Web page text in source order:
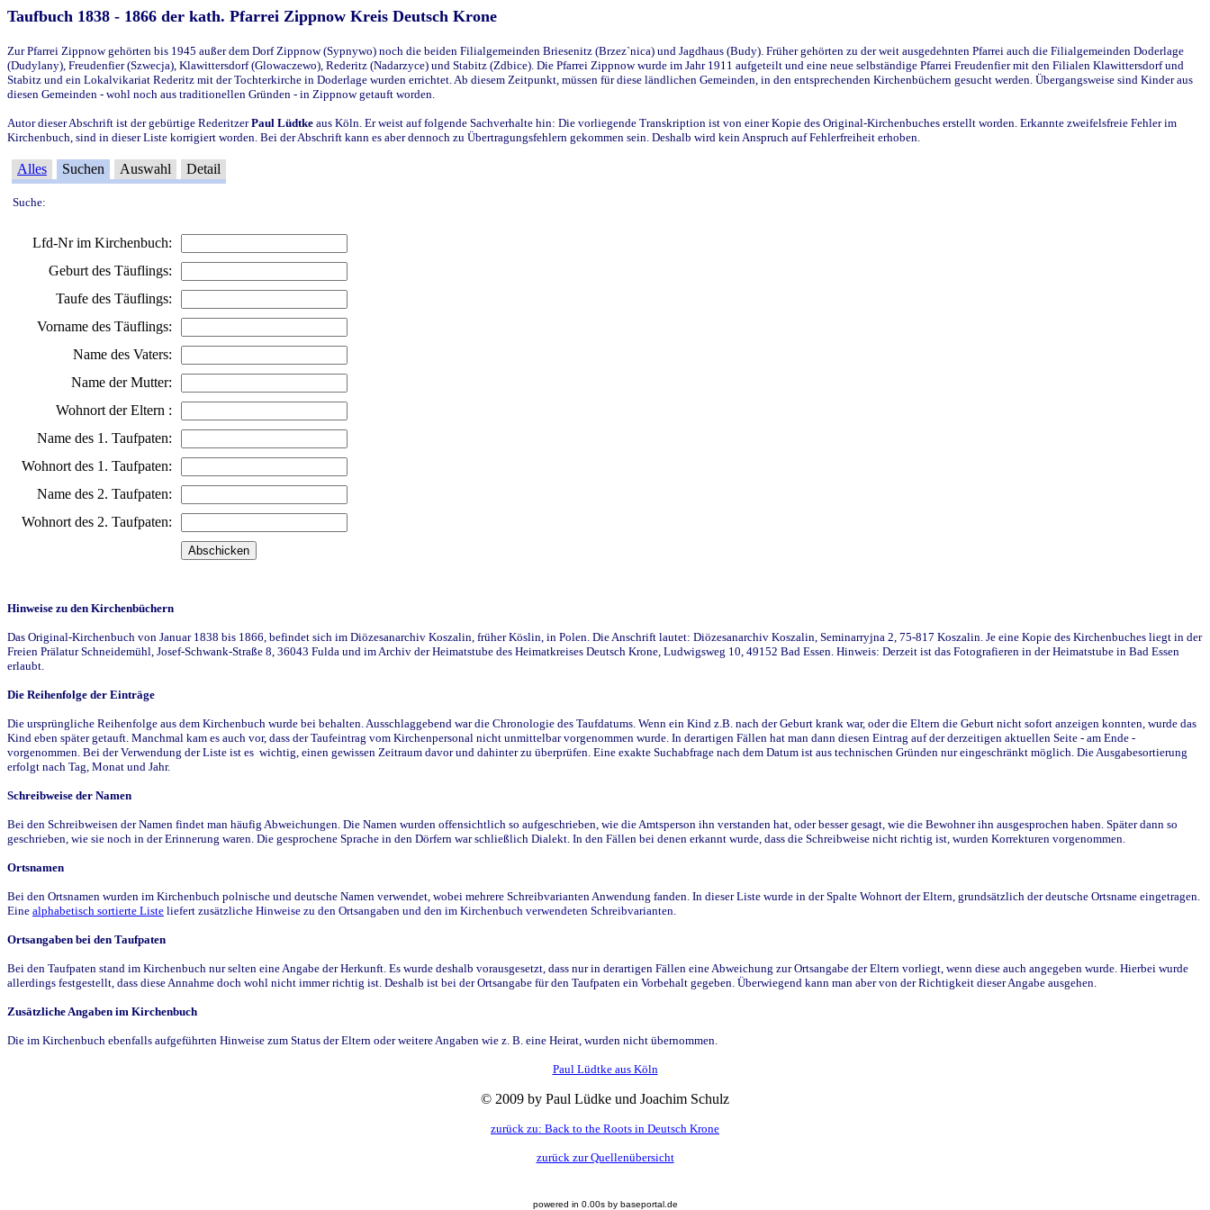
Taufbuch 1838 - 1866 der kath. Pfarrei Zippnow Kreis Deutsch Krone
Zur Pfarrei Zippnow gehörten bis 1945 außer dem Dorf Zippnow (Sypnywo) noch die beiden Filialgemeinden Briesenitz (Brzez`nica) und Jagdhaus (Budy). Früher gehörten zu der weit ausgedehnten Pfarrei auch die Filialgemeinden Doderlage
(Dudylany), Freudenfier (Szwecja), Klawittersdorf (Glowaczewo), Rederitz (Nadarzyce) und Stabitz (Zdbice). Die Pfarrei Zippnow wurde im Jahr 1911 aufgeteilt und eine neue selbständige Pfarrei Freudenfier mit den Filialen Klawittersdorf und
Stabitz und ein Lokalvikariat Rederitz mit der Tochterkirche in Doderlage wurden errichtet. Ab diesem Zeitpunkt, müssen für diese ländlichen Gemeinden, in den entsprechenden Kirchenbüchern gesucht werden. Übergangsweise sind Kinder aus
diesen Gemeinden - wohl noch aus traditionellen Gründen - in Zippnow getauft worden.
Autor dieser Abschrift ist der gebürtige RederitzerPaul Lüdtke aus Köln. Er weist auf folgende Sachverhalte hin: Die vorliegende Transkription ist von einer Kopie des Original-Kirchenbuches erstellt worden. Erkannte zweifelsfreie Fehler im
Kirchenbuch, sind in dieser Liste korrigiert worden. Bei der Abschrift kann es aber dennoch zu Übertragungsfehlern gekommen sein. Deshalb wird kein Anspruch auf Fehlerfreiheit erhoben.
Alles Suchen Auswahl Detail
Suche:
Lfd-Nr im Kirchenbuch:
Geburt des Täuflings:
Taufe des Täuflings:
Vorname des Täuflings:
Name des Vaters:
Name der Mutter:
Wohnort der Eltern :
Name des 1. Taufpaten:
Wohnort des 1. Taufpaten:
Name des 2. Taufpaten:
Wohnort des 2. Taufpaten:
Hinweise zu den Kirchenbüchern
Das Original-Kirchenbuch von Januar 1838 bis 1866, befindet sich im Diözesanarchiv Koszalin, früher Köslin, in Polen. Die Anschrift lautet: Diözesanarchiv Koszalin, Seminarryjna 2, 75-817 Koszalin. Je eine Kopie des Kirchenbuches liegt in der
Freien Prälatur Schneidemühl, Josef-Schwank-Straße 8, 36043 Fulda und im Archiv der Heimatstube des Heimatkreises Deutsch Krone, Ludwigsweg 10, 49152 Bad Essen. Hinweis: Derzeit ist das Fotografieren in der Heimatstube in Bad Essen
erlaubt.
Die Reihenfolge der Einträge
Die ursprüngliche Reihenfolge aus dem Kirchenbuch wurde bei behalten. Ausschlaggebend war die Chronologie des Taufdatums. Wenn ein Kind z.B. nach der Geburt krank war, oder die Eltern die Geburt nicht sofort anzeigen konnten, wurde das
Kind eben später getauft. Manchmal kam es auch vor, dass der Taufeintrag vom Kirchenpersonal nicht unmittelbar vorgenommen wurde. In derartigen Fällen hat man dann diesen Eintrag auf der derzeitigen aktuellen Seite - am Ende -
vorgenommen. Bei der Verwendung der Liste ist es wichtig, einen gewissen Zeitraum davor und dahinter zu überprüfen. Eine exakte Suchabfrage nach dem Datum ist aus technischen Gründen nur eingeschränkt möglich. Die Ausgabesortierung
erfolgt nach Tag, Monat und Jahr.
Schreibweise der Namen
Bei den Schreibweisen der Namen findet man häufig Abweichungen. Die Namen wurden offensichtlich so aufgeschrieben, wie die Amtsperson ihn verstanden hat, oder besser gesagt, wie die Bewohner ihn ausgesprochen haben. Später dann so
geschrieben, wie sie noch in der Erinnerung waren. Die gesprochene Sprache in den Dörfern war schließlich Dialekt. In den Fällen bei denen erkannt wurde, dass die Schreibweise nicht richtig ist, wurden Korrekturen vorgenommen.
Ortsnamen
Bei den Ortsnamen wurden im Kirchenbuch polnische und deutsche Namen verwendet, wobei mehrere Schreibvarianten Anwendung fanden. In dieser Liste wurde in der Spalte Wohnort der Eltern, grundsätzlich der deutsche Ortsname eingetragen.
Eine alphabetisch sortierte Liste liefert zusätzliche Hinweise zu den Ortsangaben und den im Kirchenbuch verwendeten Schreibvarianten.
Ortsangaben bei den Taufpaten
Bei den Taufpaten stand im Kirchenbuch nur selten eine Angabe der Herkunft. Es wurde deshalb vorausgesetzt, dass nur in derartigen Fällen eine Abweichung zur Ortsangabe der Eltern vorliegt, wenn diese auch angegeben wurde. Hierbei wurde
allerdings festgestellt, dass diese Annahme doch wohl nicht immer richtig ist. Deshalb ist bei der Ortsangabe für den Taufpaten ein Vorbehalt gegeben. Überwiegend kann man aber von der Richtigkeit dieser Angabe ausgehen.
Zusätzliche Angaben im Kirchenbuch
Die im Kirchenbuch ebenfalls aufgeführten Hinweise zum Status der Eltern oder weitere Angaben wie z. B. eine Heirat, wurden nicht übernommen.
Paul Lüdtke aus Köln
© 2009 by Paul Lüdke und Joachim Schulz
zurück zu: Back to the Roots in Deutsch Krone
zurück zur Quellenübersicht
powered in 0.00s by baseportal.de